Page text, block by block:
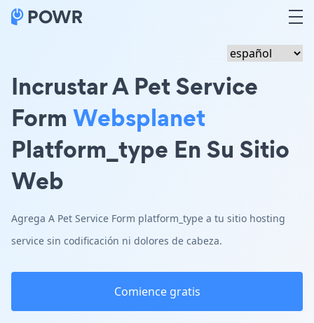
Incrustar A Pet Service
Form Websplanet
Platform_type En Su Sitio
Web
Agrega A Pet Service Form platform_type a tu sitio hosting
service sin codificación ni dolores de cabeza.
Comience gratis